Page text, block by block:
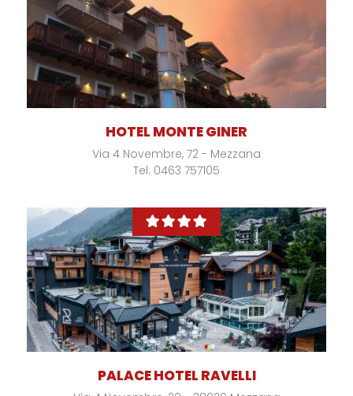
HOTEL MONTE GINER
Via 4 Novembre, 72 - Mezzana
Tel: 0463 757105
PALACE HOTEL RAVELLI